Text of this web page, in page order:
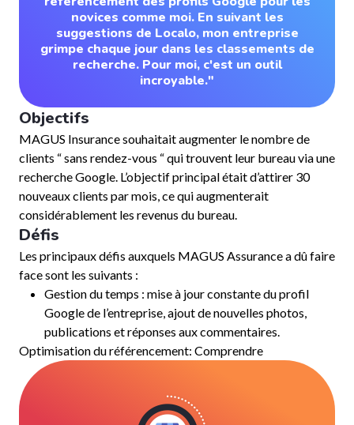
novices comme moi. En suivant les
suggestions de Localo, mon entreprise
grimpe chaque jour dans les classements de
recherche. Pour moi, c'est un outil
incroyable."
Objectifs
MAGUS Insurance souhaitait augmenter le nombre de
clients “ sans rendez-vous “ qui trouvent leur bureau via une
recherche Google. L’objectif principal était d’attirer 30
nouveaux clients par mois, ce qui augmenterait
considérablement les revenus du bureau.
Défis
Les principaux défis auxquels MAGUS Assurance a dû faire
face sont les suivants :
Gestion du temps : mise à jour constante du profil
Google de l’entreprise, ajout de nouvelles photos,
publications et réponses aux commentaires.
Optimisation du référencement: Comprendre